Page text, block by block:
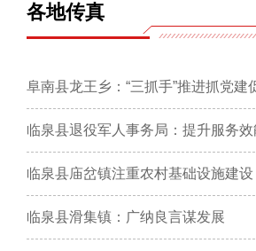
各地传真
阜南县龙王乡：“三抓手”推进抓党建
临泉县退役军人事务局：提升服务
临泉县庙岔镇注重农村基础设施建
临泉县滑集镇：广纳良言谋发展